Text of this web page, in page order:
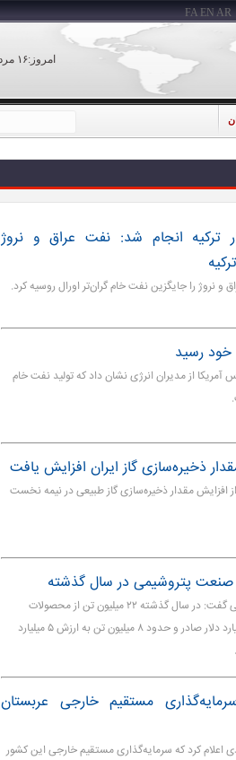
امروز:۱۶ مرداد ۰۵
FA EN AR
ترکیه انجام شد: نفت عراق و نروژ
و نروژ را جایگزین نفت خام گران‌تر اورال روسیه کرد.
خود رسید
از مدیران انرژی نشان داد که تولید نفت خام
ذخیره‌سازی گاز ایران افزایش یافت
افزایش مقدار ذخیره‌سازی گاز طبیعی در نیمه نخست
معاون وزیر نفت در امور پتروشیمی گفت: در سال گذشته ۲۲ میلیون تن از محصولات
صنعت پتروشیمی به ارزش ۱۰ میلیارد دلار صادر و حدود ۸ میلیون تن به ارزش ۵ میلیارد
مستقیم خارجی عربستان
اعلام کرد که سرمایه‌گذاری مستقیم خارجی این کشور